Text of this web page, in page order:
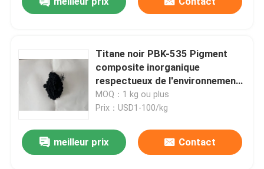
polymères et les nouveaux types
Titane noir PBK-535 Pigment
composite inorganique
respectueux de l'environnement,
non toxique et résistant aux
températures élevées, à forte
bonne dispersibilité
MOQ：1 kg ou plus
Prix：USD1-100/kg
meilleur prix Contact